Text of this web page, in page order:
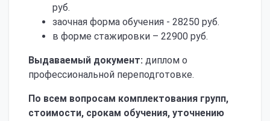
руб.
заочная форма обучения - 28250 руб.
в форме стажировки – 22900 руб.
Выдаваемый документ: диплом о
профессиональной переподготовке.
По всем вопросам комплектования групп,
стоимости, срокам обучения, уточнению